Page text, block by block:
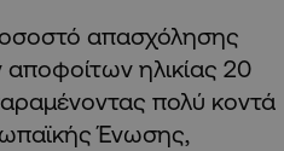
απασχόλησης
ηλικίας 20
πολύ κοντά
Ένωσης,